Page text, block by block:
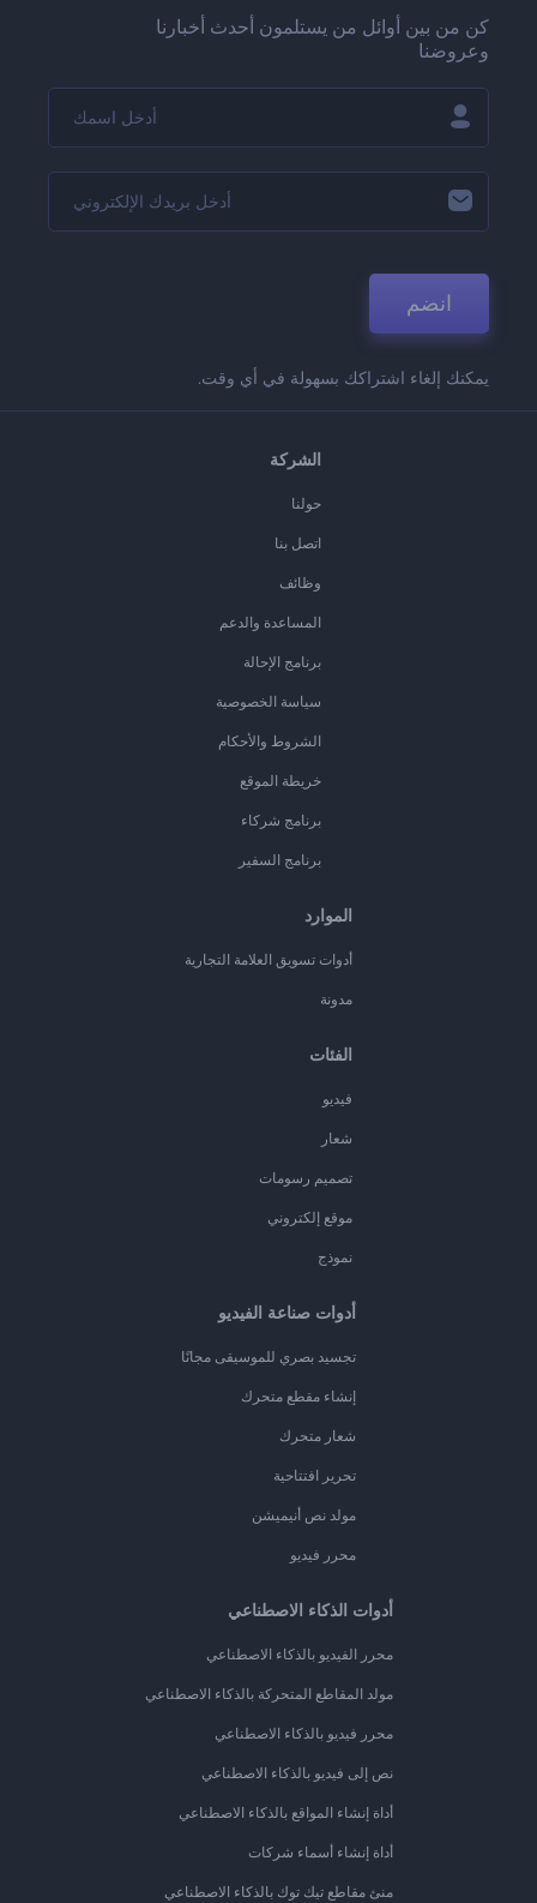
كن من بين أوائل من يستلمون أحدث أخبارنا
وعروضنا
انضم
يمكنك إلغاء اشتراكك بسهولة في أي وقت.
الشركة
حولنا
اتصل بنا
وظائف
المساعدة والدعم
برنامج الإحالة
سياسة الخصوصية
الشروط والأحكام
خريطة الموقع
برنامج شركاء
برنامج السفير
الموارد
أدوات تسويق العلامة التجارية
مدونة
الفئات
فيديو
شعار
تصميم رسومات
موقع إلكتروني
نموذج
أدوات صناعة الفيديو
تجسيد بصري للموسيقى مجانًا
إنشاء مقطع متحرك
شعار متحرك
تحرير افتتاحية
مولد نص أنيميشن
محرر فيديو
أدوات الذكاء الاصطناعي
محرر الفيديو بالذكاء الاصطناعي
مولد المقاطع المتحركة بالذكاء الاصطناعي
محرر فيديو بالذكاء الاصطناعي
نص إلى فيديو بالذكاء الاصطناعي
أداة إنشاء المواقع بالذكاء الاصطناعي
أداة إنشاء أسماء شركات
منئ مقاطع تيك توك بالذكاء الاصطناعي